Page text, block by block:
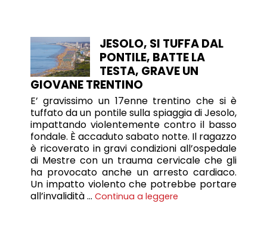
JESOLO, SI TUFFA DAL
PONTILE, BATTE LA
TESTA, GRAVE UN
GIOVANE TRENTINO
E’ gravissimo un 17enne trentino che si è
tuffato da un pontile sulla spiaggia di Jesolo,
impattando violentemente contro il basso
fondale. È accaduto sabato notte. Il ragazzo
è ricoverato in gravi condizioni all’ospedale
di Mestre con un trauma cervicale che gli
ha provocato anche un arresto cardiaco.
Un impatto violento che potrebbe portare
all’invalidità … Continua a leggere